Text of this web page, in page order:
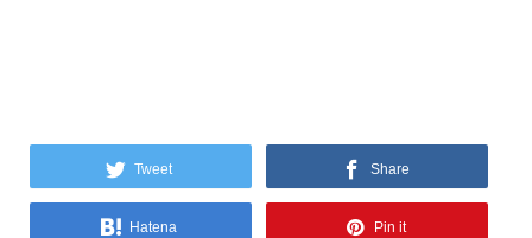
Tweet Share
Hatena Pin it